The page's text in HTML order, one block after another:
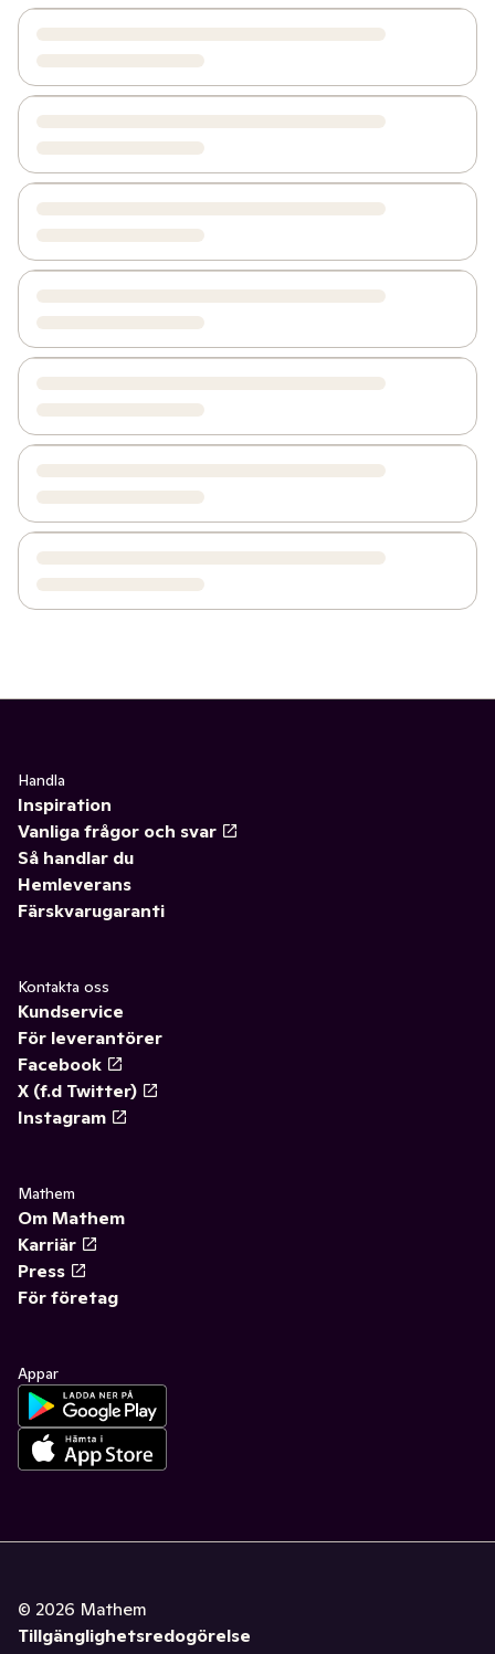
Handla
Inspiration
Vanliga frågor och svar
Så handlar du
Hemleverans
Färskvarugaranti
Kontakta oss
Kundservice
För leverantörer
Facebook
X (f.d Twitter)
Instagram
Mathem
Om Mathem
Karriär
Press
För företag
Appar
© 2026 Mathem
Tillgänglighetsredogörelse